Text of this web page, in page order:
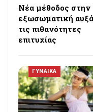
Νέα μέθοδος στην
εξωσωματική
τις πιθανότητες
επιτυχίας
ΓΥΝΑΙΚΑ